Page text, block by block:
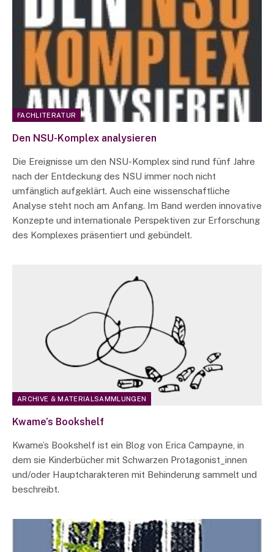
FACHLITERATUR
Den NSU-Komplex analysieren
Die Ereignisse um den NSU-Komplex sind rund fünf Jahre
nach der Entdeckung des NSU immer noch nicht
umfänglich aufgeklärt. Auch eine wissenschaftliche
Analyse steht noch am Anfang. Im Band werden innovative
Konzepte und internationale Perspektiven zur Erforschung
des Komplexes präsentiert und gebündelt.
ARCHIVE & MATERIALSAMMLUNGEN
Kwame’s Bookshelf
Kwame’s Bookshelf ist ein Blog von Erica Campayne, in
dem sie Kinderbücher mit Schwarzen Protagonist_innen
und/oder Hauptcharakteren mit Behinderung sammelt und
beschreibt.